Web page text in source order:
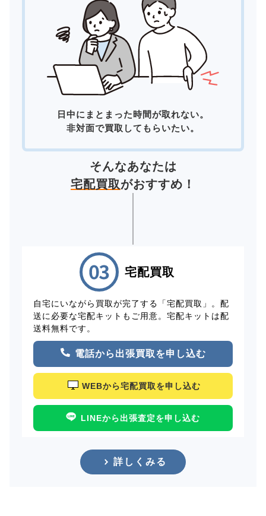
日中にまとまった時間が取れない。
非対面で買取してもらいたい。
そんなあなたは
宅配買取がおすすめ！
宅配買取
自宅にいながら買取が完了する「宅配買取」。配
送に必要な宅配キットもご用意。宅配キットは配
送料無料です。
電話から出張買取を申し込む
WEBから宅配買取を申し込む
LINEから出張査定を申し込む
詳しくみる